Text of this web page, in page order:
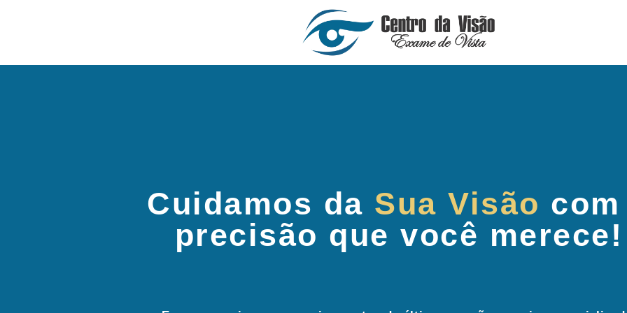
Cuidamos da Sua Visão
precisão que você merece!